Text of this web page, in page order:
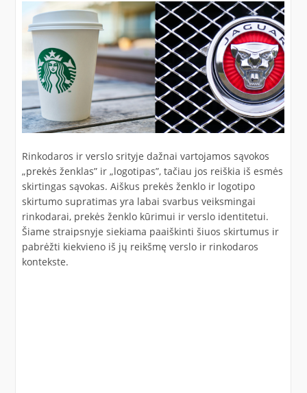
Rinkodaros ir verslo srityje dažnai vartojamos sąvokos
„prekės ženklas” ir „logotipas”, tačiau jos reiškia iš esmės
skirtingas sąvokas. Aiškus prekės ženklo ir logotipo
skirtumo supratimas yra labai svarbus veiksmingai
rinkodarai, prekės ženklo kūrimui ir verslo identitetui.
Šiame straipsnyje siekiama paaiškinti šiuos skirtumus ir
pabrėžti kiekvieno iš jų reikšmę verslo ir rinkodaros
kontekste.